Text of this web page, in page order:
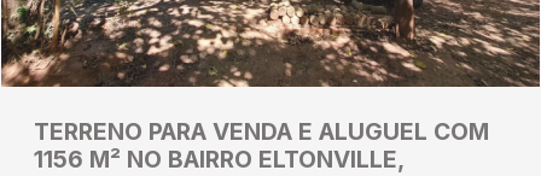
TERRENO PARA VENDA E ALUGUEL COM
1156 M² NO BAIRRO ELTONVILLE,